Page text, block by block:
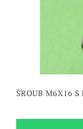
ŠROUB M6X16